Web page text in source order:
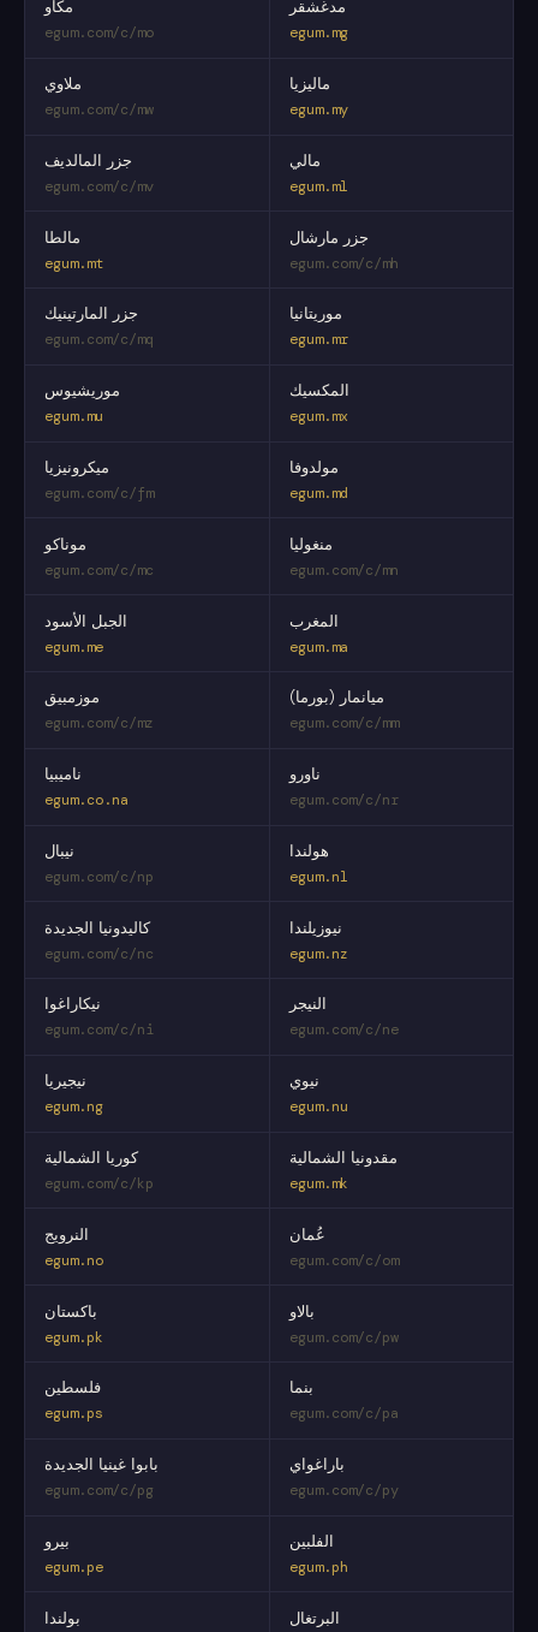
مكاو
egum.com/c/mo
مدغشقر
egum.mg
ملاوي
egum.com/c/mw
ماليزيا
egum.my
جزر المالديف
egum.com/c/mv
مالي
egum.ml
مالطا
egum.mt
جزر مارشال
egum.com/c/mh
جزر المارتينيك
egum.com/c/mq
موريتانيا
egum.mr
موريشيوس
egum.mu
المكسيك
egum.mx
ميكرونيزيا
egum.com/c/fm
مولدوفا
egum.md
موناكو
egum.com/c/mc
منغوليا
egum.com/c/mn
الجبل الأسود
egum.me
المغرب
egum.ma
موزمبيق
egum.com/c/mz
ميانمار (بورما)
egum.com/c/mm
ناميبيا
egum.co.na
ناورو
egum.com/c/nr
نيبال
egum.com/c/np
هولندا
egum.nl
كاليدونيا الجديدة
egum.com/c/nc
نيوزيلندا
egum.nz
نيكاراغوا
egum.com/c/ni
النيجر
egum.com/c/ne
نيجيريا
egum.ng
نيوي
egum.nu
كوريا الشمالية
egum.com/c/kp
مقدونيا الشمالية
egum.mk
النرويج
egum.no
عُمان
egum.com/c/om
باكستان
egum.pk
بالاو
egum.com/c/pw
فلسطين
egum.ps
بنما
egum.com/c/pa
بابوا غينيا الجديدة
egum.com/c/pg
باراغواي
egum.com/c/py
بيرو
egum.pe
الفلبين
egum.ph
بولندا البرتغال